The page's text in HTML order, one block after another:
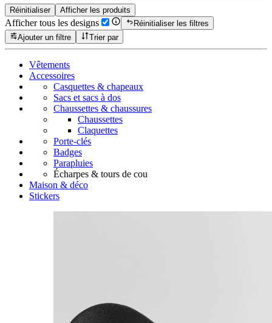
Réinitialiser Afficher les produits
Afficher tous les designs
Réinitialiser les filtres
Ajouter un filtre
Trier par
Vêtements
Accessoires
Casquettes & chapeaux
Sacs et sacs à dos
Chaussettes & chaussures
Chaussettes
Claquettes
Porte-clés
Badges
Parapluies
Écharpes & tours de cou
Maison & déco
Stickers